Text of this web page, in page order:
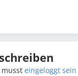
mussteingeloggt sein